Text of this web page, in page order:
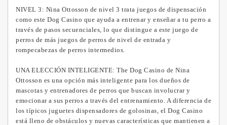
NIVEL 3: Nina Ottosson de nivel 3 trata juegos de dispensación
como este Dog Casino que ayuda a entrenar y enseñar a tu perro a
través de pasos secuenciales, lo que distingue a este juego de
perros de más juegos de perros de nivel de entrada y
rompecabezas de perros intermedios.
UNA ELECCIÓN INTELIGENTE: The Dog Casino de Nina
Ottosson es una opción más inteligente para los dueños de
mascotas y entrenadores de perros que buscan involucrar y
emocionar a sus perros a través del entrenamiento. A diferencia de
los típicos juguetes dispensadores de golosinas, el Dog Casino
está lleno de obstáculos y nuevas características que mantienen a